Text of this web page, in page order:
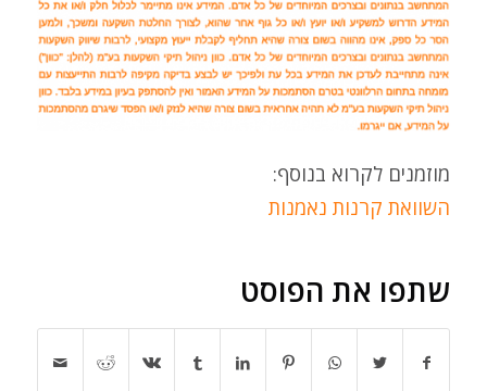
מוזמנים לקרוא בנוסף:
השוואת קרנות נאמנות
שתפו את הפוסט